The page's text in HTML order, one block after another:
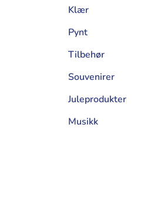
Klær
Pynt
Tilbehør
Souvenirer
Juleprodukter
Musikk